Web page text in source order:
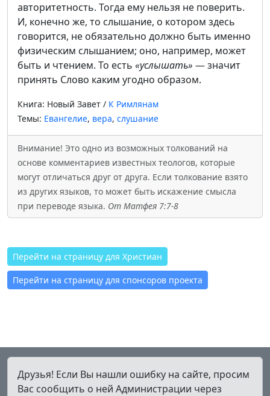
авторитетность. Тогда ему нельзя не поверить.
И, конечно же, то слышание, о котором здесь
говорится, не обязательно должно быть именно
физическим слышанием; оно, например, может
быть и чтением. То есть «услышать» — значит
принять Слово каким угодно образом.
Книга: Новый Завет / К Римлянам
Темы: Евангелие, вера, слушание
Внимание! Это одно из возможных толкований на
основе комментариев известных теологов, которые
могут отличаться друг от друга. Если толкование взято
из других языков, то может быть искажение смысла
при переводе языка. От Матфея 7:7-8
Перейти на страницу для Христиан
Перейти на страницу для спонсоров проекта
Друзья! Если Вы нашли ошибку на сайте, просим
Вас сообщить о ней Администрации через